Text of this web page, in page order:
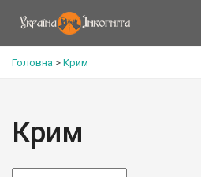
Головна > Крим
Крим